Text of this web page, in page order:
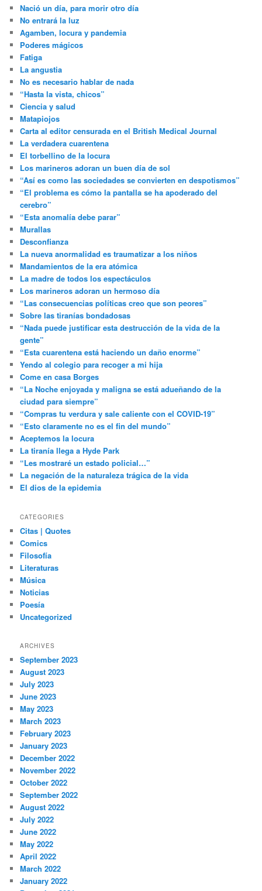
Nació un día, para morir otro día
No entrará la luz
Agamben, locura y pandemia
Poderes mágicos
Fatiga
La angustia
No es necesario hablar de nada
“Hasta la vista, chicos”
Ciencia y salud
Matapiojos
Carta al editor censurada en el British Medical Journal
La verdadera cuarentena
El torbellino de la locura
Los marineros adoran un buen día de sol
“Así es como las sociedades se convierten en despotismos”
“El problema es cómo la pantalla se ha apoderado del
cerebro”
“Esta anomalía debe parar”
Murallas
Desconfianza
La nueva anormalidad es traumatizar a los niños
Mandamientos de la era atómica
La madre de todos los espectáculos
Los marineros adoran un hermoso día
“Las consecuencias políticas creo que son peores”
Sobre las tiranías bondadosas
“Nada puede justificar esta destrucción de la vida de la
gente”
“Esta cuarentena está haciendo un daño enorme”
Yendo al colegio para recoger a mi hija
Come en casa Borges
“La Noche enjoyada y maligna se está adueñando de la
ciudad para siempre”
“Compras tu verdura y sale caliente con el COVID-19”
“Esto claramente no es el fin del mundo”
Aceptemos la locura
La tiranía llega a Hyde Park
“Les mostraré un estado policial…”
La negación de la naturaleza trágica de la vida
El dios de la epidemia
CATEGORIES
Citas | Quotes
Comics
Filosofía
Literaturas
Música
Noticias
Poesía
Uncategorized
ARCHIVES
September 2023
August 2023
July 2023
June 2023
May 2023
March 2023
February 2023
January 2023
December 2022
November 2022
October 2022
September 2022
August 2022
July 2022
June 2022
May 2022
April 2022
March 2022
January 2022